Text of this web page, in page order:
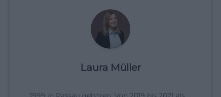
Laura Müller